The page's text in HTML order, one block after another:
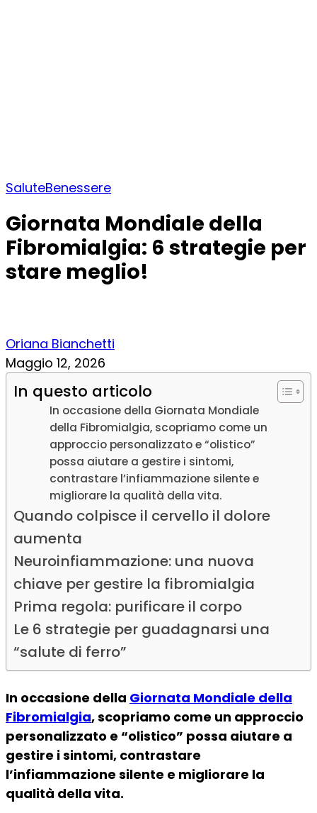
SaluteBenessere
Giornata Mondiale della
Fibromialgia: 6 strategie per
stare meglio!
Oriana Bianchetti
Maggio 12, 2026
In questo articolo
In occasione della Giornata Mondiale
della Fibromialgia, scopriamo come un
approccio personalizzato e “olistico”
possa aiutare a gestire i sintomi,
contrastare l’infiammazione silente e
migliorare la qualità della vita.
Quando colpisce il cervello il dolore
aumenta
Neuroinfiammazione: una nuova
chiave per gestire la fibromialgia
Prima regola: purificare il corpo
Le 6 strategie per guadagnarsi una
“salute di ferro”
In occasione della Giornata Mondiale della
Fibromialgia, scopriamo come un approccio
personalizzato e “olistico” possa aiutare a
gestire i sintomi, contrastare
l’infiammazione silente e migliorare la
qualità della vita.